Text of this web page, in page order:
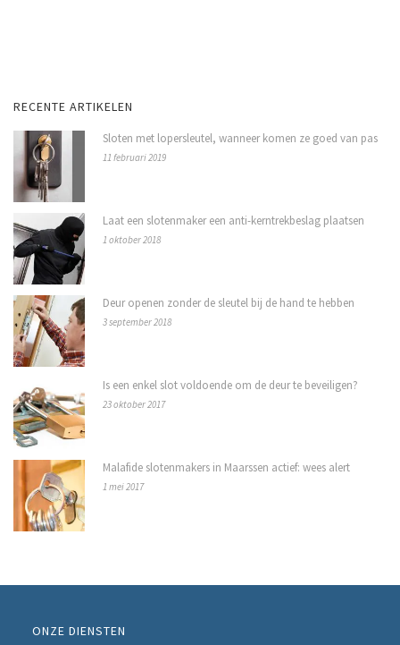
RECENTE ARTIKELEN
Sloten met lopersleutel, wanneer komen ze goed van pas
11 februari 2019
Laat een slotenmaker een anti-kerntrekbeslag plaatsen
1 oktober 2018
Deur openen zonder de sleutel bij de hand te hebben
3 september 2018
Is een enkel slot voldoende om de deur te beveiligen?
23 oktober 2017
Malafide slotenmakers in Maarssen actief: wees alert
1 mei 2017
ONZE DIENSTEN